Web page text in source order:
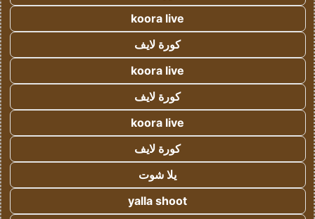
koora live
كورة لايف
koora live
كورة لايف
koora live
كورة لايف
يلا شوت
yalla shoot